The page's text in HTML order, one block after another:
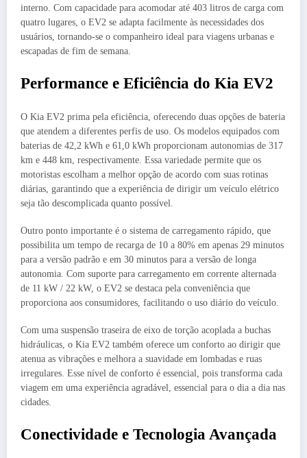
interno. Com capacidade para acomodar até 403 litros de carga com
quatro lugares, o EV2 se adapta facilmente às necessidades dos
usuários, tornando-se o companheiro ideal para viagens urbanas e
escapadas de fim de semana.
Performance e Eficiência do Kia EV2
O Kia EV2 prima pela eficiência, oferecendo duas opções de bateria
que atendem a diferentes perfis de uso. Os modelos equipados com
baterias de 42,2 kWh e 61,0 kWh proporcionam autonomias de 317
km e 448 km, respectivamente. Essa variedade permite que os
motoristas escolham a melhor opção de acordo com suas rotinas
diárias, garantindo que a experiência de dirigir um veículo elétrico
seja tão descomplicada quanto possível.
Outro ponto importante é o sistema de carregamento rápido, que
possibilita um tempo de recarga de 10 a 80% em apenas 29 minutos
para a versão padrão e em 30 minutos para a versão de longa
autonomia. Com suporte para carregamento em corrente alternada
de 11 kW / 22 kW, o EV2 se destaca pela conveniência que
proporciona aos consumidores, facilitando o uso diário do veículo.
Com uma suspensão traseira de eixo de torção acoplada a buchas
hidráulicas, o Kia EV2 também oferece um conforto ao dirigir que
atenua as vibrações e melhora a suavidade em lombadas e ruas
irregulares. Esse nível de conforto é essencial, pois transforma cada
viagem em uma experiência agradável, essencial para o dia a dia nas
cidades.
Conectividade e Tecnologia Avançada